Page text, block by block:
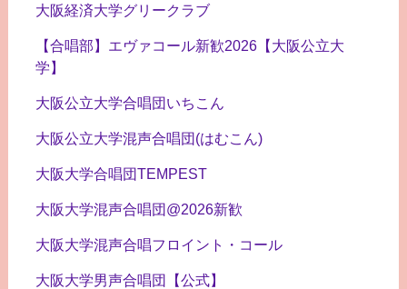
大阪経済大学グリークラブ
【合唱部】エヴァコール新歓2026【大阪公立大
学】
大阪公立大学合唱団いちこん
大阪公立大学混声合唱団(はむこん)
大阪大学合唱団TEMPEST
大阪大学混声合唱団@2026新歓
大阪大学混声合唱フロイント・コール
大阪大学男声合唱団【公式】